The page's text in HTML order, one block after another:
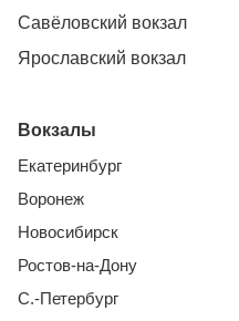
Савёловский вокзал
Ярославский вокзал
Вокзалы
Екатеринбург
Воронеж
Новосибирск
Ростов-на-Дону
С.-Петербург